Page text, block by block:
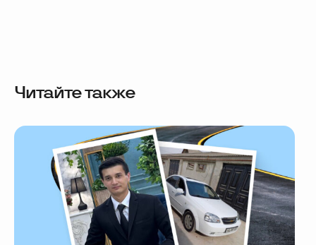
Читайте также